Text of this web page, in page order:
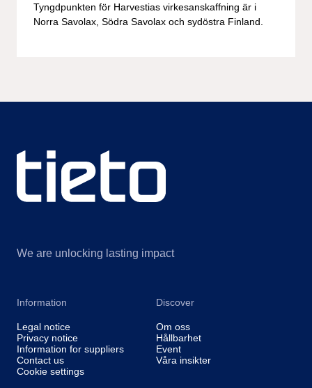
Tyngdpunkten för Harvestias virkesanskaffning är i
Norra Savolax, Södra Savolax och sydöstra Finland.
We are unlocking lasting impact
Information
Legal notice
Privacy notice
Information for suppliers
Contact us
Cookie settings
Discover
Om oss
Hållbarhet
Event
Våra insikter